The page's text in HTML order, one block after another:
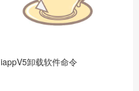
iappV5卸载软件命令